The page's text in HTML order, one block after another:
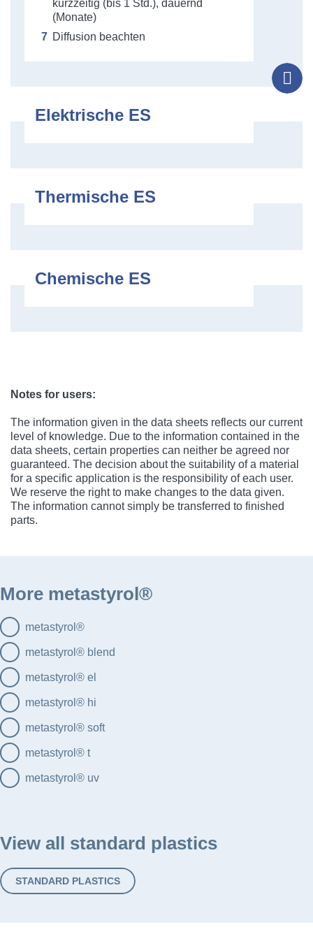
kurzzeitig (bis 1 Std.), dauernd
(Monate)
Diffusion beachten
Elektrische ES
Thermische ES
Chemische ES
Notes for users:
The information given in the data sheets reflects our current
level of knowledge. Due to the information contained in the
data sheets, certain properties can neither be agreed nor
guaranteed. The decision about the suitability of a material
for a specific application is the responsibility of each user.
We reserve the right to make changes to the data given.
The information cannot simply be transferred to finished
parts.
More metastyrol®
metastyrol®
metastyrol® blend
metastyrol® el
metastyrol® hi
metastyrol® soft
metastyrol® t
metastyrol® uv
View all standard plastics
STANDARD PLASTICS